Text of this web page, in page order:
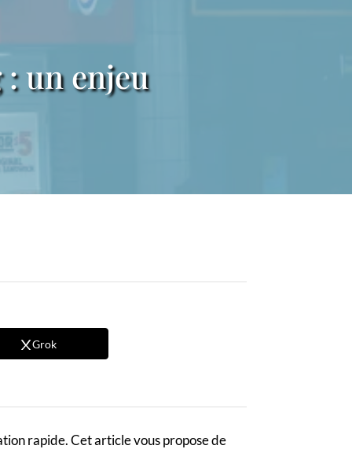
un enjeu
Grok
rapide. Cet article vous propose de